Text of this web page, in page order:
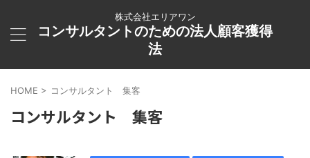
株式会社エリアワン
コンサルタントのための法人顧客獲得
法
HOME > コンサルタント 集客
コンサルタント 集客